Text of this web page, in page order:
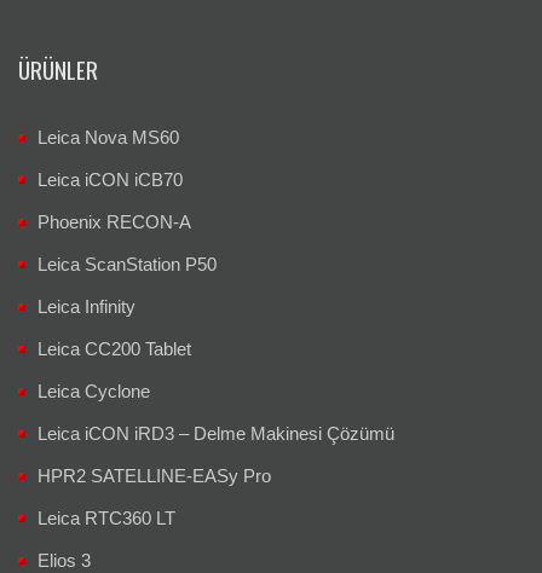
ÜRÜNLER
Leica Nova MS60
Leica iCON iCB70
Phoenix RECON-A
Leica ScanStation P50
Leica Infinity
Leica CC200 Tablet
Leica Cyclone
Leica iCON iRD3 – Delme Makinesi Çözümü
HPR2 SATELLINE-EASy Pro
Leica RTC360 LT
Elios 3